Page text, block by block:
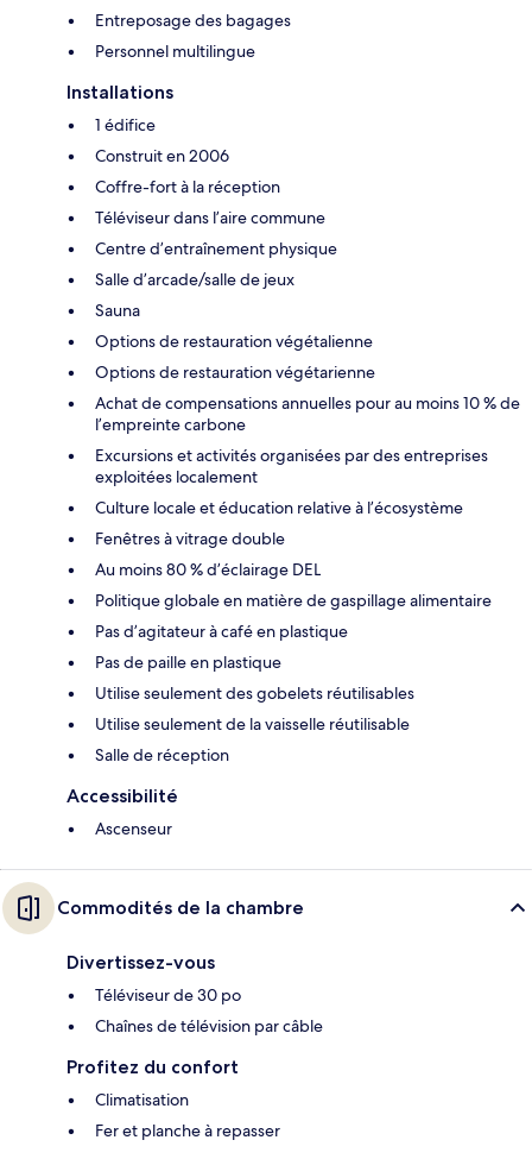
Entreposage des bagages
Personnel multilingue
Installations
1 édifice
Construit en 2006
Coffre-fort à la réception
Téléviseur dans l’aire commune
Centre d’entraînement physique
Salle d’arcade/salle de jeux
Sauna
Options de restauration végétalienne
Options de restauration végétarienne
Achat de compensations annuelles pour au moins 10 % de
l’empreinte carbone
Excursions et activités organisées par des entreprises
exploitées localement
Culture locale et éducation relative à l’écosystème
Fenêtres à vitrage double
Au moins 80 % d’éclairage DEL
Politique globale en matière de gaspillage alimentaire
Pas d’agitateur à café en plastique
Pas de paille en plastique
Utilise seulement des gobelets réutilisables
Utilise seulement de la vaisselle réutilisable
Salle de réception
Accessibilité
Ascenseur
Commodités de la chambre
Divertissez-vous
Téléviseur de 30 po
Chaînes de télévision par câble
Profitez du confort
Climatisation
Fer et planche à repasser